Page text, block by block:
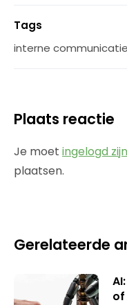
Tags
interne communicatie
Plaats reactie
Je moet ingelogd
plaatsen.
Gerelateerde
of